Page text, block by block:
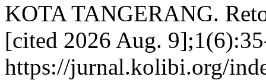
KOTA TANGERANG.
[cited 2026 Aug.
https://jurnal.kolibi.org/